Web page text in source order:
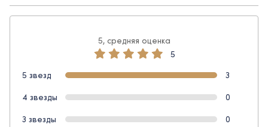
5, средняя оценка
5
5 звезд
3
4 звезды
0
3 звезды
0